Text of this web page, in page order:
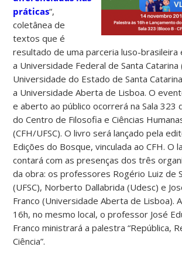
práticas“,
coletânea de
textos que é
resultado de uma parceria luso-brasileira
a Universidade Federal de Santa Catarina
Universidade do Estado de Santa
a Universidade Aberta de Lisboa. O
e aberto ao público ocorrerá na Sala 323
do Centro de Filosofia e Ciências
(CFH/UFSC). O livro será lançado pela
Edições do Bosque, vinculada ao CFH. O
contará com as presenças dos três
da obra: os professores Rogério Luiz de
(UFSC), Norberto Dallabrida (Udesc) e
Franco (Universidade Aberta de Lisboa).
16h, no mesmo local, o professor José
Franco ministrará a palestra “República,
Ciência”.